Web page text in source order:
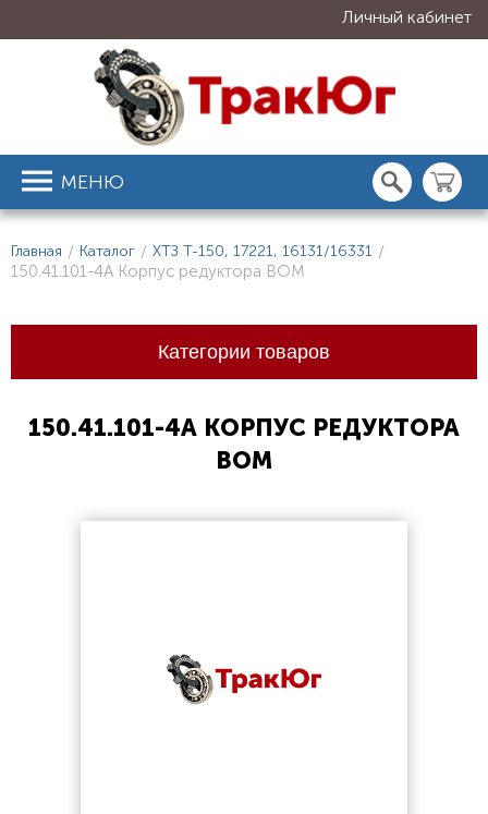
Личный кабинет
МЕНЮ
Главная / Каталог / ХТЗ Т-150, 17221, 16131/16331 /
150.41.101-4А Корпус редуктора ВОМ
Категории товаров
150.41.101-4А КОРПУС РЕДУКТОРА
ВОМ